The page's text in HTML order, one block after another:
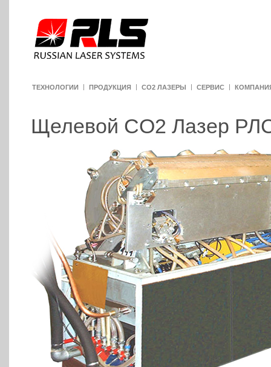
ТЕХНОЛОГИИ ПРОДУКЦИЯ CO2 ЛАЗЕРЫ СЕРВИС
Щелевой CO2 Лазер